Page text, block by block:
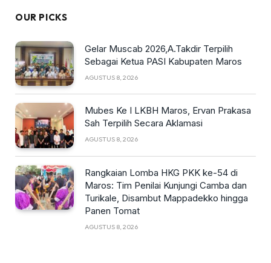
OUR PICKS
Gelar Muscab 2026,A.Takdir Terpilih
Sebagai Ketua PASI Kabupaten Maros
AGUSTUS 8, 2026
Mubes Ke I LKBH Maros, Ervan Prakasa
Sah Terpilih Secara Aklamasi
AGUSTUS 8, 2026
Rangkaian Lomba HKG PKK ke-54 di
Maros: Tim Penilai Kunjungi Camba dan
Turikale, Disambut Mappadekko hingga
Panen Tomat
AGUSTUS 8, 2026